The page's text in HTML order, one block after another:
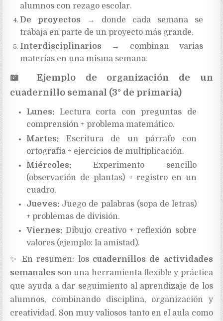
alumnos con rezago escolar.
De proyectos → donde cada semana se
trabaja en parte de un proyecto más grande.
Interdisciplinarios → combinan varias
materias en una misma semana.
📖
Ejemplo de organización de un
cuadernillo semanal (3° de primaria)
Lunes: Lectura corta con preguntas de
comprensión + problema matemático.
Martes: Escritura de un párrafo con
ortografía + ejercicios de multiplicación.
Miércoles: Experimento sencillo
(observación de plantas) + registro en un
cuadro.
Jueves: Juego de palabras (sopa de letras)
+ problemas de división.
Viernes: Dibujo creativo + reflexión sobre
valores (ejemplo: la amistad).
✨
En resumen: los cuadernillos de actividades
semanales son una herramienta flexible y práctica
que ayuda a dar seguimiento al aprendizaje de los
alumnos, combinando disciplina, organización y
creatividad. Son muy valiosos tanto en el aula como